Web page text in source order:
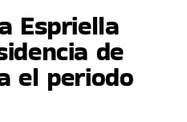
Espriella
de
el periodo